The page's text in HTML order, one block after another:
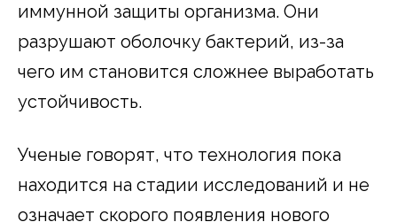
иммунной защиты организма. Они
разрушают оболочку бактерий, из-за
чего им становится сложнее выработать
устойчивость.
Ученые говорят, что технология пока
находится на стадии исследований и не
означает скорого появления нового